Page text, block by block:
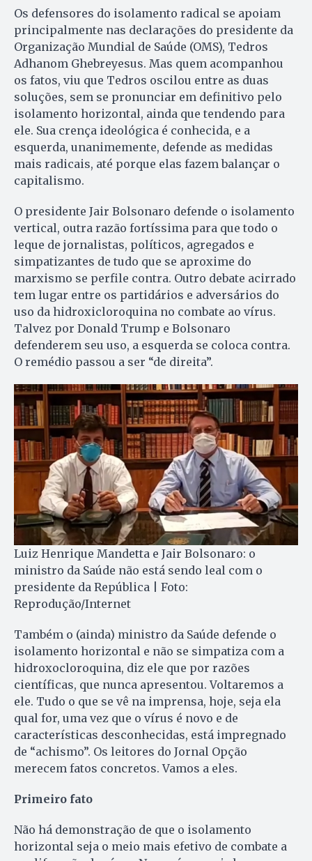
Os defensores do isolamento radical se apoiam
principalmente nas declarações do presidente da
Organização Mundial de Saúde (OMS), Tedros
Adhanom Ghebreyesus. Mas quem acompanhou
os fatos, viu que Tedros oscilou entre as duas
soluções, sem se pronunciar em definitivo pelo
isolamento horizontal, ainda que tendendo para
ele. Sua crença ideológica é conhecida, e a
esquerda, unanimemente, defende as medidas
mais radicais, até porque elas fazem balançar o
capitalismo.
O presidente Jair Bolsonaro defende o isolamento
vertical, outra razão fortíssima para que todo o
leque de jornalistas, políticos, agregados e
simpatizantes de tudo que se aproxime do
marxismo se perfile contra. Outro debate acirrado
tem lugar entre os partidários e adversários do
uso da hidroxicloroquina no combate ao vírus.
Talvez por Donald Trump e Bolsonaro
defenderem seu uso, a esquerda se coloca contra.
O remédio passou a ser “de direita”.
Luiz Henrique Mandetta e Jair Bolsonaro: o
ministro da Saúde não está sendo leal com o
presidente da República | Foto:
Reprodução/Internet
Também o (ainda) ministro da Saúde defende o
isolamento horizontal e não se simpatiza com a
hidroxocloroquina, diz ele que por razões
científicas, que nunca apresentou. Voltaremos a
ele. Tudo o que se vê na imprensa, hoje, seja ela
qual for, uma vez que o vírus é novo e de
características desconhecidas, está impregnado
de “achismo”. Os leitores do Jornal Opção
merecem fatos concretos. Vamos a eles.
Primeiro fato
Não há demonstração de que o isolamento
horizontal seja o meio mais efetivo de combate a